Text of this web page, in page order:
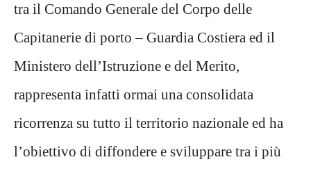
tra il Comando Generale del Corpo delle
Capitanerie di porto – Guardia Costiera ed il
Ministero dell’Istruzione e del Merito,
rappresenta infatti ormai una consolidata
ricorrenza su tutto il territorio nazionale ed ha
l’obiettivo di diffondere e sviluppare tra i più